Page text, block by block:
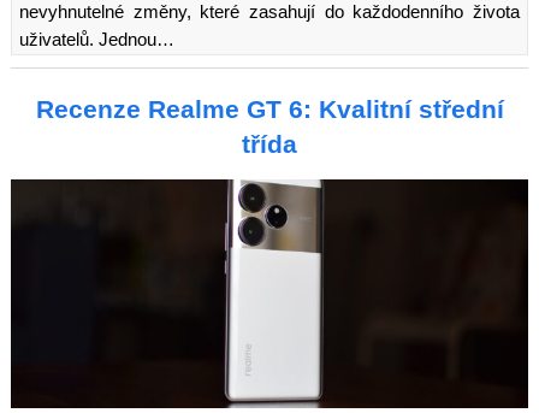
nevyhnutelné změny, které zasahují do každodenního života
uživatelů. Jednou…
Recenze Realme GT 6: Kvalitní střední
třída